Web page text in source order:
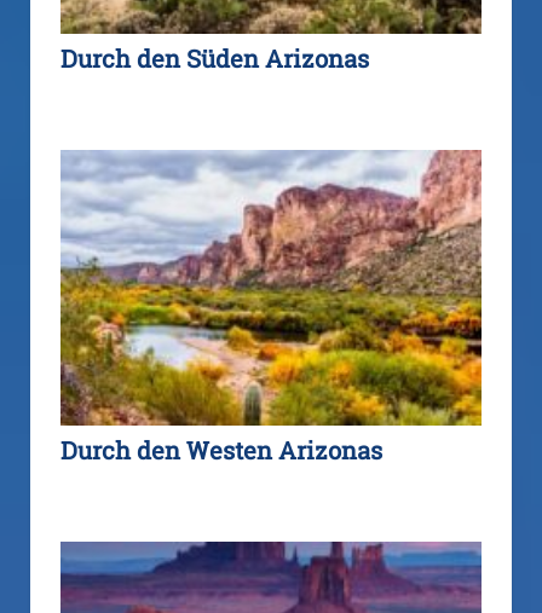
Durch den Süden Arizonas
Durch den Westen Arizonas